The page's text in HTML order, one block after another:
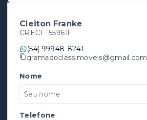
Cleiton Franke
CRECI - 55961F
(54) 99948-8241
gramadoclassimoveis@gmail.com
Nome
Telefone